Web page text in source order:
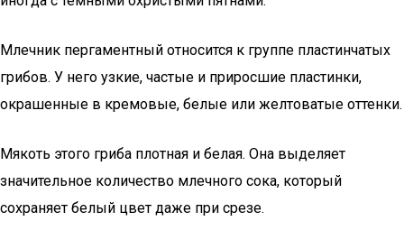
Млечник пергаментный относится к группе пластинчатых
грибов. У него узкие, частые и приросшие пластинки,
окрашенные в кремовые, белые или желтоватые оттенки.
Мякоть этого гриба плотная и белая. Она выделяет
значительное количество млечного сока, который
сохраняет белый цвет даже при срезе.